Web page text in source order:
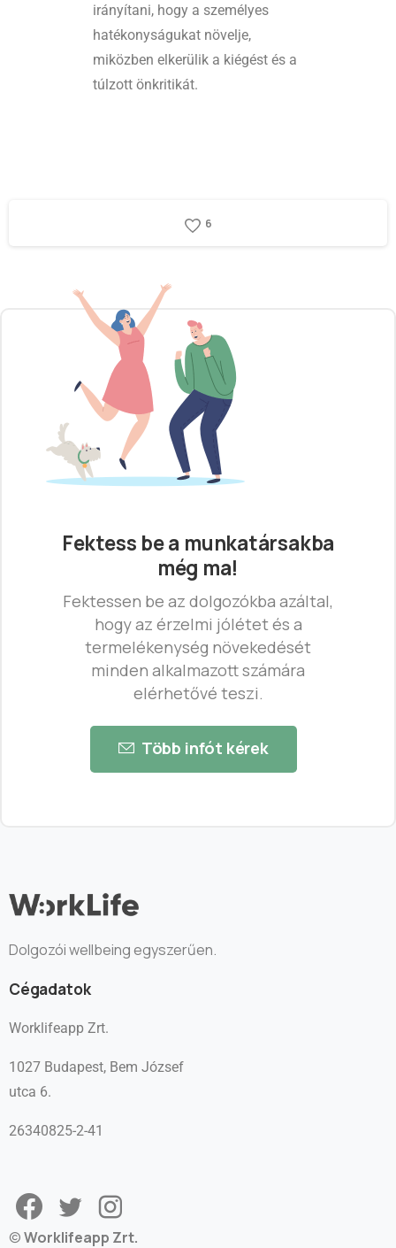
irányítani, hogy a személyes
hatékonyságukat növelje,
miközben elkerülik a kiégést és a
túlzott önkritikát.
6
Fektess be a munkatársakba
még ma!
Fektessen be az dolgozókba azáltal,
hogy az érzelmi jólétet és a
termelékenység növekedését
minden alkalmazott számára
elérhetővé teszi.
Több infót kérek
Dolgozói wellbeing egyszerűen.
Cégadatok
Worklifeapp Zrt.
1027 Budapest, Bem József
utca 6.
26340825-2-41
©Worklifeapp Zrt.